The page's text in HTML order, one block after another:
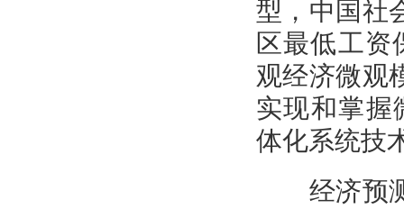
型，中国社
区最低工资
观经济微观
实现和掌握
体化系统技
经济预测